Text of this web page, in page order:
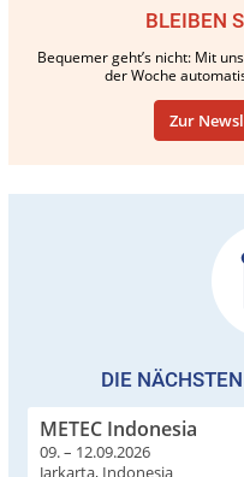
BLEIBEN
Bequemer geht’s nicht: Mit
der Woche
Zur
DIE
METEC Indonesia
09. – 12.09.2026
Jarkarta, Indonesia